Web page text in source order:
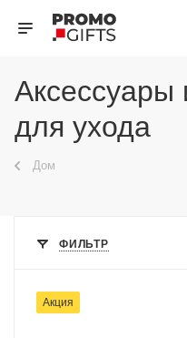
Аксессуары
для ухода
Дом
ФИЛЬТР
Акция